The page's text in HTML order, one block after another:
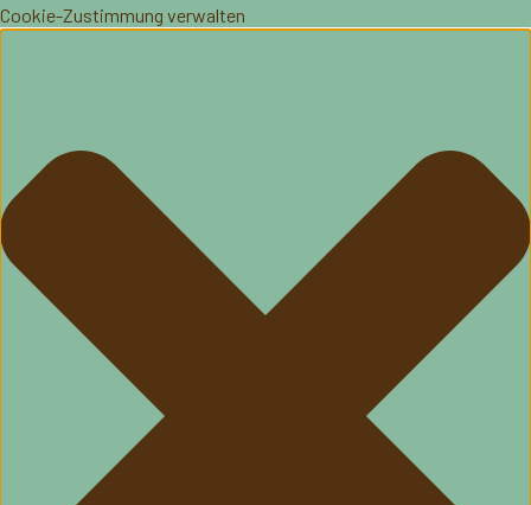
Cookie-Zustimmung verwalten